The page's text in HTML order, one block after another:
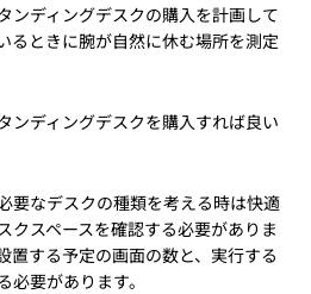
ンディングデスクの購入を計画して
るときに腕が自然に休む場所を測定
ンディングデスクを購入すれば良い
要なデスクの種類を考える時は快適
クスペースを確認する必要がありま
置する予定の画面の数と、実行する
要があります。